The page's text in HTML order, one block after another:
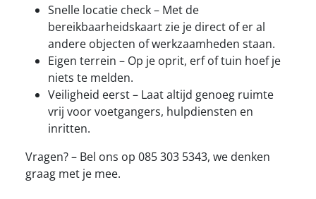
Snelle locatie check – Met de
bereikbaarheidskaart zie je direct of er al
andere objecten of werkzaamheden staan.
Eigen terrein – Op je oprit, erf of tuin hoef je
niets te melden.
Veiligheid eerst – Laat altijd genoeg ruimte
vrij voor voetgangers, hulpdiensten en
inritten.
Vragen? – Bel ons op 085 303 5343, we denken
graag met je mee.